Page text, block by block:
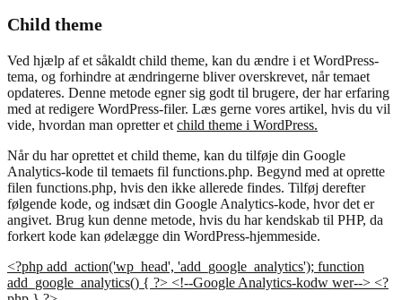
Child theme
Ved hjælp af et såkaldt child theme, kan du ændre i et WordPress-
tema, og forhindre at ændringerne bliver overskrevet, når temaet
opdateres. Denne metode egner sig godt til brugere, der har erfaring
med at redigere WordPress-filer. Læs gerne vores artikel, hvis du vil
vide, hvordan man opretter et child theme i WordPress.
Når du har oprettet et child theme, kan du tilføje din Google
Analytics-kode til temaets fil functions.php. Begynd med at oprette
filen functions.php, hvis den ikke allerede findes. Tilføj derefter
følgende kode, og indsæt din Google Analytics-kode, hvor det er
angivet. Brug kun denne metode, hvis du har kendskab til PHP, da
forkert kode kan ødelægge din WordPress-hjemmeside.
<?php add_action('wp_head', 'add_google_analytics'); function
add_google_analytics() { ?> <!--Google Analytics-kodw wer--> <?